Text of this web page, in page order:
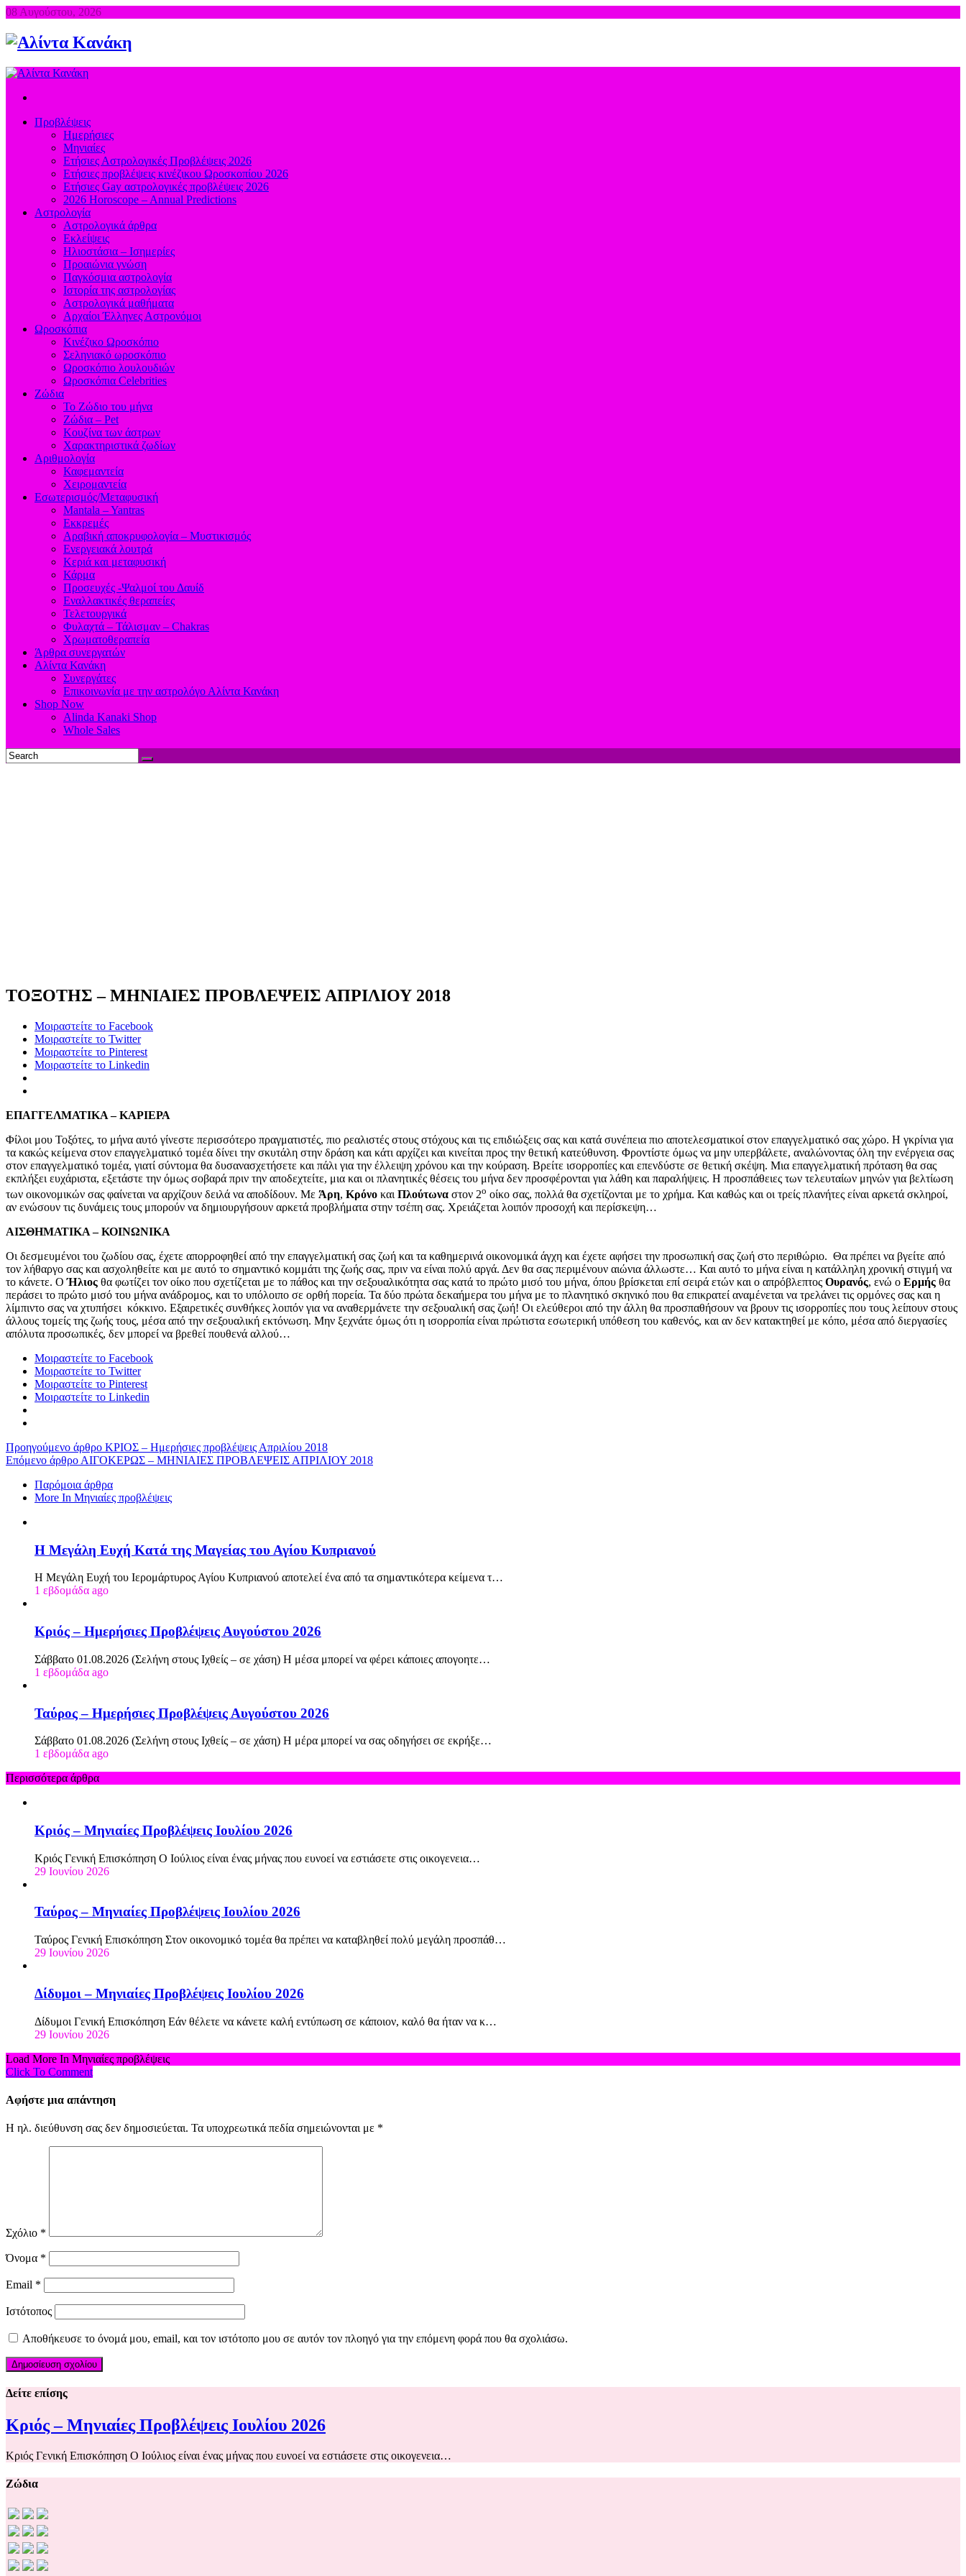
08 Αυγούστου, 2026
Προβλέψεις
Ημερήσιες
Μηνιαίες
Ετήσιες Αστρολογικές Προβλέψεις 2026
Ετήσιες προβλέψεις κινέζικου Ωροσκοπίου 2026
Ετήσιες Gay αστρολογικές προβλέψεις 2026
2026 Horoscope – Annual Predictions
Αστρολογία
Αστρολογικά άρθρα
Εκλείψεις
Ηλιοστάσια – Ισημερίες
Προαιώνια γνώση
Παγκόσμια αστρολογία
Ιστορία της αστρολογίας
Aστρολογικά μαθήματα
Aρχαίοι Έλληνες Αστρονόμοι
Ωροσκόπια
Κινέζικο Ωροσκόπιο
Σεληνιακό ωροσκόπιο
Ωροσκόπιο λουλουδιών
Ωροσκόπια Celebrities
Ζώδια
Το Ζώδιο του μήνα
Ζώδια – Pet
Κουζίνα των άστρων
Χαρακτηριστικά ζωδίων
Αριθμολογία
Καφεμαντεία
Χειρομαντεία
Εσωτερισμός/Μεταφυσική
Mantala – Yantras
Εκκρεμές
Αραβική αποκρυφολογία – Μυστικισμός
Ενεργειακά λουτρά
Κεριά και μεταφυσική
Κάρμα
Προσευχές -Ψαλμοί του Δαυίδ
Εναλλακτικές θεραπείες
Τελετουργικά
Φυλαχτά – Τάλισμαν – Chakras
Χρωματοθεραπεία
Άρθρα συνεργατών
Αλίντα Κανάκη
Συνεργάτες
Επικοινωνία με την αστρολόγο Αλίντα Κανάκη
Shop Now
Alinda Kanaki Shop
Whole Sales
ΤΟΞΟΤΗΣ – ΜΗΝΙΑΙΕΣ ΠΡΟΒΛΕΨΕΙΣ ΑΠΡΙΛΙΟΥ 2018
Μοιραστείτε το Facebook
Μοιραστείτε το Twitter
Μοιραστείτε το Pinterest
Μοιραστείτε το Linkedin
ΕΠΑΓΓΕΛΜΑΤΙΚΑ – ΚΑΡΙΕΡΑ
Φίλοι μου Τοξότες, το μήνα αυτό γίνεστε περισσότερο πραγματιστές, πιο ρεαλιστές στους στόχους και τις επιδιώξεις σας και κατά συνέπεια πιο αποτελεσματικοί στον επαγγελματικό σας χώρο. Η γκρίνια για
τα κακώς κείμενα στον επαγγελματικό τομέα δίνει την σκυτάλη στην δράση και κάτι αρχίζει και κινείται προς την θετική κατεύθυνση. Φροντίστε όμως να μην υπερβάλετε, αναλώνοντας όλη την ενέργεια σας
στον επαγγελματικό τομέα, γιατί σύντομα θα δυσανασχετήσετε και πάλι για την έλλειψη χρόνου και την κούραση. Βρείτε ισορροπίες και επενδύστε σε θετική σκέψη. Μια επαγγελματική πρόταση θα σας
εκπλήξει ευχάριστα, εξετάστε την όμως σοβαρά πριν την αποδεχτείτε, μια και οι πλανητικές θέσεις του μήνα δεν προσφέρονται για λάθη και παραλήψεις. Η προσπάθειες των τελευταίων μηνών για βελτίωση
των οικονομικών σας φαίνεται να αρχίζουν δειλά να αποδίδουν. Με Άρη, Κρόνο και Πλούτωνα στον 2ο οίκο σας, πολλά θα σχετίζονται με το χρήμα. Και καθώς και οι τρείς πλανήτες είναι αρκετά σκληροί,
αν ενώσουν τις δυνάμεις τους μπορούν να δημιουργήσουν αρκετά προβλήματα στην τσέπη σας. Χρειάζεται λοιπόν προσοχή και περίσκεψη…
ΑΙΣΘΗΜΑΤΙΚΑ – ΚΟΙΝΩΝΙΚΑ
Οι δεσμευμένοι του ζωδίου σας, έχετε απορροφηθεί από την επαγγελματική σας ζωή και τα καθημερινά οικονομικά άγχη και έχετε αφήσει την προσωπική σας ζωή στο περιθώριο. Θα πρέπει να βγείτε από
τον λήθαργο σας και ασχοληθείτε και με αυτό το σημαντικό κομμάτι της ζωής σας, πριν να είναι πολύ αργά. Δεν θα σας περιμένουν αιώνια άλλωστε… Και αυτό το μήνα είναι η κατάλληλη χρονική στιγμή να
το κάνετε. ΟΉλιος θα φωτίζει τον οίκο που σχετίζεται με το πάθος και την σεξουαλικότητα σας κατά το πρώτο μισό του μήνα, όπου βρίσκεται επί σειρά ετών και ο απρόβλεπτος Ουρανός, ενώ ο Ερμής θα
περάσει το πρώτο μισό του μήνα ανάδρομος, και το υπόλοιπο σε ορθή πορεία. Τα δύο πρώτα δεκαήμερα του μήνα με το πλανητικό σκηνικό που θα επικρατεί αναμένεται να τρελάνει τις ορμόνες σας και η
λίμπιντο σας να χτυπήσει κόκκινο. Εξαιρετικές συνθήκες λοιπόν για να αναθερμάνετε την σεξουαλική σας ζωή! Οι ελεύθεροι από την άλλη θα προσπαθήσουν να βρουν τις ισορροπίες που τους λείπουν στους
άλλους τομείς της ζωής τους, μέσα από την σεξουαλική εκτόνωση. Μην ξεχνάτε όμως ότι η ισορροπία είναι πρώτιστα εσωτερική υπόθεση του καθενός, και αν δεν κατακτηθεί με κόπο, μέσα από διεργασίες
απόλυτα προσωπικές, δεν μπορεί να βρεθεί πουθενά αλλού…
Μοιραστείτε το Facebook
Μοιραστείτε το Twitter
Μοιραστείτε το Pinterest
Μοιραστείτε το Linkedin
Προηγούμενο άρθρο ΚΡΙΟΣ – Ημερήσιες προβλέψεις Απριλίου 2018
Επόμενο άρθρο ΑΙΓΟΚΕΡΩΣ – ΜΗΝΙΑΙΕΣ ΠΡΟΒΛΕΨΕΙΣ ΑΠΡΙΛΙΟΥ 2018
Παρόμοια άρθρα
More In Μηνιαίες προβλέψεις
Η Μεγάλη Ευχή Κατά της Μαγείας του Αγίου Κυπριανού
Η Μεγάλη Ευχή του Ιερομάρτυρος Αγίου Κυπριανού αποτελεί ένα από τα σημαντικότερα κείμενα τ…
1 εβδομάδα ago
Κριός – Ημερήσιες Προβλέψεις Αυγούστου 2026
Σάββατο 01.08.2026 (Σελήνη στους Ιχθείς – σε χάση) Η μέσα μπορεί να φέρει κάποιες απογοητε…
1 εβδομάδα ago
Ταύρος – Ημερήσιες Προβλέψεις Αυγούστου 2026
Σάββατο 01.08.2026 (Σελήνη στους Ιχθείς – σε χάση) Η μέρα μπορεί να σας οδηγήσει σε εκρήξε…
1 εβδομάδα ago
Περισσότερα άρθρα
Κριός – Μηνιαίες Προβλέψεις Ιουλίου 2026
Κριός Γενική Επισκόπηση Ο Ιούλιος είναι ένας μήνας που ευνοεί να εστιάσετε στις οικογενεια…
29 Ιουνίου 2026
Ταύρος – Μηνιαίες Προβλέψεις Ιουλίου 2026
Ταύρος Γενική Επισκόπηση Στον οικονομικό τομέα θα πρέπει να καταβληθεί πολύ μεγάλη προσπάθ…
29 Ιουνίου 2026
Δίδυμοι – Μηνιαίες Προβλέψεις Ιουλίου 2026
Δίδυμοι Γενική Επισκόπηση Εάν θέλετε να κάνετε καλή εντύπωση σε κάποιον, καλό θα ήταν να κ…
29 Ιουνίου 2026
Load More In Μηνιαίες προβλέψεις
Click To Comment
Αφήστε μια απάντηση
Η ηλ. διεύθυνση σας δεν δημοσιεύεται. Τα υποχρεωτικά πεδία σημειώνονται με *
Σχόλιο *
Όνομα *
Email *
Ιστότοπος
Αποθήκευσε το όνομά μου, email, και τον ιστότοπο μου σε αυτόν τον πλοηγό για την επόμενη φορά που θα σχολιάσω.
Δείτε επίσης
Κριός – Μηνιαίες Προβλέψεις Ιουλίου 2026
Κριός Γενική Επισκόπηση Ο Ιούλιος είναι ένας μήνας που ευνοεί να εστιάσετε στις οικογενεια…
Ζώδια